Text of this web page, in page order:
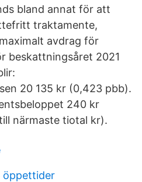
bland annat för att
traktamente,
avdrag för
beskattningsåret 2021
20 135 kr (0,423 pbb).
240 kr
närmaste tiotal kr).
öppettider